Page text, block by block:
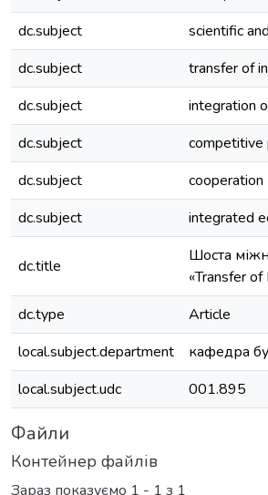
dc.subject
scientific
dc.subject
transfer of
dc.subject
integration
dc.subject
competitive
dc.subject
cooperation
dc.subject
integrated
dc.title
Шоста
«Transfer
dc.type
Article
local.subject.department
кафедра
local.subject.udc
001.895
Файли
Контейнер файлів
Зараз показуємо 1 - 1 з 1